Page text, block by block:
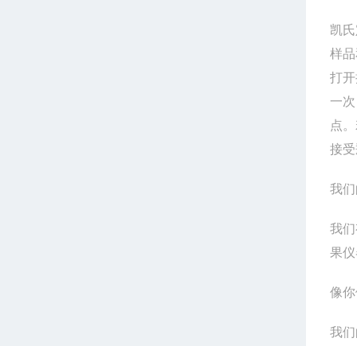
凯
样
打
一
点
接
我
我
果
像
我